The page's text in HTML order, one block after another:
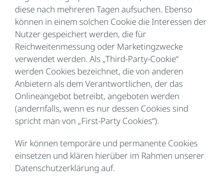
diese nach mehreren Tagen aufsuchen. Ebenso
können in einem solchen Cookie die Interessen der
Nutzer gespeichert werden, die für
Reichweitenmessung oder Marketingzwecke
verwendet werden. Als „Third-Party-Cookie“
werden Cookies bezeichnet, die von anderen
Anbietern als dem Verantwortlichen, der das
Onlineangebot betreibt, angeboten werden
(andernfalls, wenn es nur dessen Cookies sind
spricht man von „First-Party Cookies“).
Wir können temporäre und permanente Cookies
einsetzen und klären hierüber im Rahmen unserer
Datenschutzerklärung auf.